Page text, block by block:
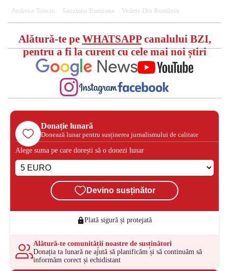
Andreea Tonciu Sanziana Buruiana Vedete Din România
Alătură-te pe WHATSAPPcanalului BZI,
pentru a fi la curent cu cele mai noi știri
Donație lunară
Donează lunar pentru susținerea jurnalismului de calitate
Alege suma pe care dorești să o donezi lunar
Devino susținător
Plată sigură și protejată
Alătură-te comunității noastre de susținători
Donația ta lunară ne ajută să planificăm și să continuăm să
informăm corect și echidistant